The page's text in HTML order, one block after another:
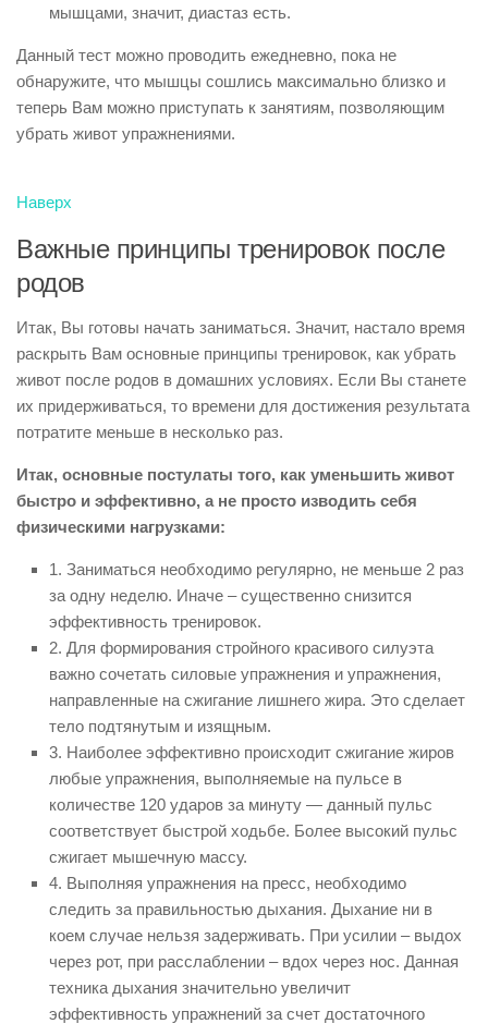
мышцами, значит, диастаз есть.
Данный тест можно проводить ежедневно, пока не
обнаружите, что мышцы сошлись максимально близко и
теперь Вам можно приступать к занятиям, позволяющим
убрать живот упражнениями.
Наверх
Важные принципы тренировок после
родов
Итак, Вы готовы начать заниматься. Значит, настало время
раскрыть Вам основные принципы тренировок, как убрать
живот после родов в домашних условиях. Если Вы станете
их придерживаться, то времени для достижения результата
потратите меньше в несколько раз.
Итак, основные постулаты того, как уменьшить живот
быстро и эффективно, а не просто изводить себя
физическими нагрузками:
1. Заниматься необходимо регулярно, не меньше 2 раз
за одну неделю. Иначе – существенно снизится
эффективность тренировок.
2. Для формирования стройного красивого силуэта
важно сочетать силовые упражнения и упражнения,
направленные на сжигание лишнего жира. Это сделает
тело подтянутым и изящным.
3. Наиболее эффективно происходит сжигание жиров
любые упражнения, выполняемые на пульсе в
количестве 120 ударов за минуту — данный пульс
соответствует быстрой ходьбе. Более высокий пульс
сжигает мышечную массу.
4. Выполняя упражнения на пресс, необходимо
следить за правильностью дыхания. Дыхание ни в
коем случае нельзя задерживать. При усилии – выдох
через рот, при расслаблении – вдох через нос. Данная
техника дыхания значительно увеличит
эффективность упражнений за счет достаточного